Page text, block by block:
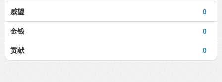
0
威望
0
金钱
0
贡献